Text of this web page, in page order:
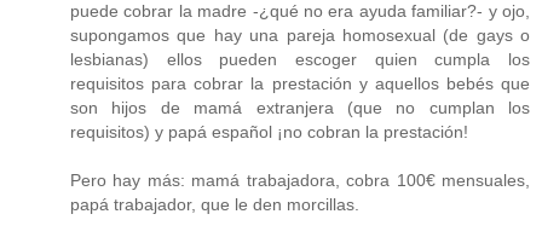
puede cobrar la madre -¿qué no era ayuda familiar?- y ojo,
supongamos que hay una pareja homosexual (de gays o
lesbianas) ellos pueden escoger quien cumpla los
requisitos para cobrar la prestación y aquellos bebés que
son hijos de mamá extranjera (que no cumplan los
requisitos) y papá español ¡no cobran la prestación!
Pero hay más: mamá trabajadora, cobra 100€ mensuales,
papá trabajador, que le den morcillas.